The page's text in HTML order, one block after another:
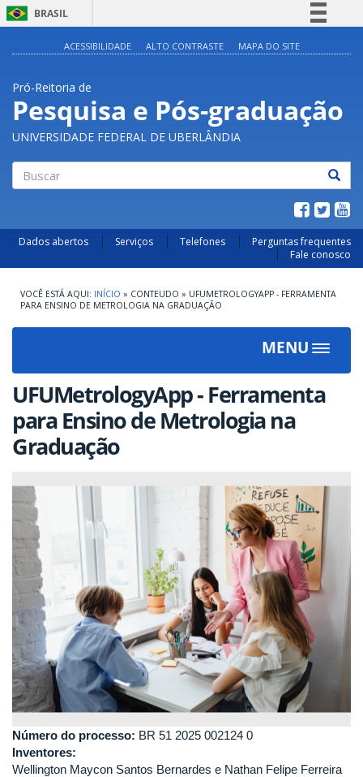
BRASIL
Acesso à informação
Legislação
Canais
ACESSIBILIDADE ALTO CONTRASTE MAPA DO SITE
Pró-Reitoria de
Pesquisa e Pós-graduação
UNIVERSIDADE FEDERAL DE UBERLÂNDIA
Dados abertos Serviços Telefones
Perguntas frequentes
Fale conosco
INÍCIO » CONTEUDO » UFUMETROLOGYAPP - FERRAMENTA
PARA ENSINO DE METROLOGIA NA GRADUAÇÃO
MENU
Toggle
UFUMetrologyApp - Ferramenta
para Ensino de Metrologia na
Graduação
Número do processo: BR 51 2025 002124 0
Inventores:
Wellington Maycon Santos Bernardes e Nathan Felipe Ferreira